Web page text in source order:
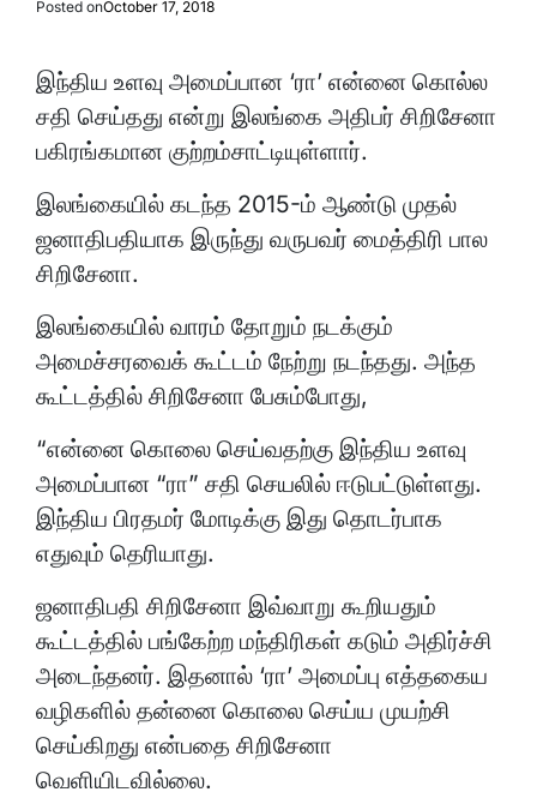
Posted onOctober 17, 2018
இந்திய உளவு அமைப்பான ‘ரா’ என்னை கொல்ல
சதி செய்தது என்று இலங்கை அதிபர் சிறிசேனா
பகிரங்கமான குற்றம்சாட்டியுள்ளார்.
இலங்கையில் கடந்த 2015-ம் ஆண்டு முதல்
ஜனாதிபதியாக இருந்து வருபவர் மைத்திரி பால
சிறிசேனா.
இலங்கையில் வாரம் தோறும் நடக்கும்
அமைச்சரவைக் கூட்டம் நேற்று நடந்தது. அந்த
கூட்டத்தில் சிறிசேனா பேசும்போது,
“என்னை கொலை செய்வதற்கு இந்திய உளவு
அமைப்பான “ரா” சதி செயலில் ஈடுபட்டுள்ளது.
இந்திய பிரதமர் மோடிக்கு இது தொடர்பாக
எதுவும் தெரியாது.
ஜனாதிபதி சிறிசேனா இவ்வாறு கூறியதும்
கூட்டத்தில் பங்கேற்ற மந்திரிகள் கடும் அதிர்ச்சி
அடைந்தனர். இதனால் ‘ரா’ அமைப்பு எத்தகைய
வழிகளில் தன்னை கொலை செய்ய முயற்சி
செய்கிறது என்பதை சிறிசேனா
வெளியிடவில்லை.